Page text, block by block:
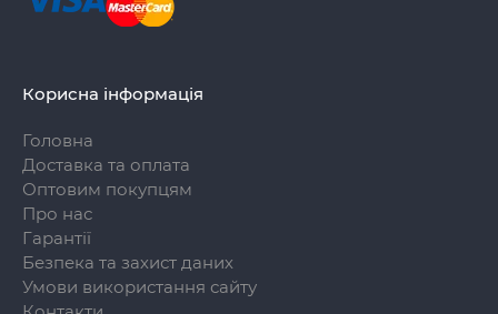
Корисна інформація
Головна
Доставка та оплата
Оптовим покупцям
Про нас
Гарантії
Безпека та захист даних
Умови використання сайту